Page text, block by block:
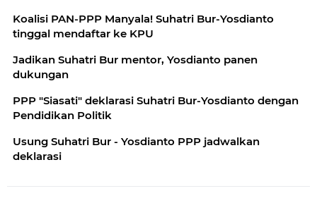
Koalisi PAN-PPP Manyala! Suhatri Bur-Yosdianto
tinggal mendaftar ke KPU
Jadikan Suhatri Bur mentor, Yosdianto panen
dukungan
PPP "Siasati" deklarasi Suhatri Bur-Yosdianto dengan
Pendidikan Politik
Usung Suhatri Bur - Yosdianto PPP jadwalkan
deklarasi